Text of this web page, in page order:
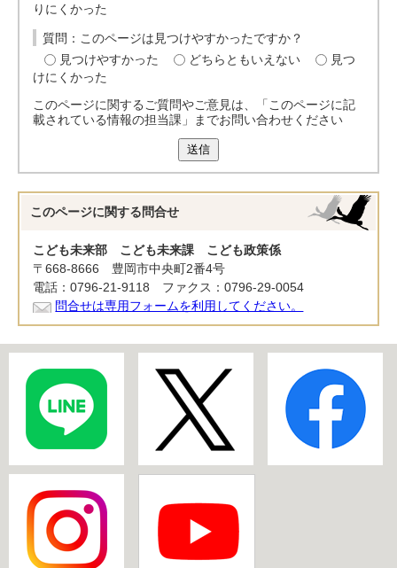
りにくかった
質問：このページは見つけやすかったですか？
見つけやすかった
どちらともいえない
見つ
けにくかった
このページに関するご質問やご意見は、「このページに記
載されている情報の担当課」までお問い合わせください
送信
このページに関する 問合せ
こども未来部 こども未来課 こども政策係
〒668-8666 豊岡市中央町2番4号
電話：0796-21-9118 ファクス：0796-29-0054
問合せは専用フォームを利用してください。